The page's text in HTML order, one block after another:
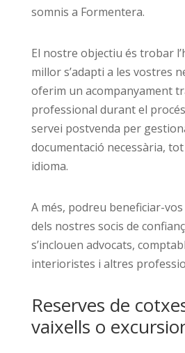
somnis a Formentera.
El nostre objectiu és trobar
millor s’adapti a les vostres
oferim un acompanyament
professional durant el
servei postvenda per
documentació necessària,
idioma.
A més, podreu beneficiar-vos
dels nostres socis de
s’inclouen advocats,
interioristes i altres
Reserves de
vaixells o